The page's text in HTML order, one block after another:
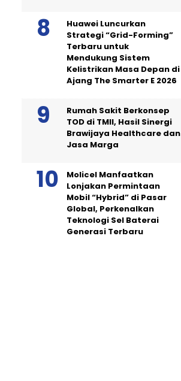
Huawei Luncurkan
Strategi “Grid-Forming”
Terbaru untuk
Mendukung Sistem
Kelistrikan Masa Depan di
Ajang The Smarter E 2026
Rumah Sakit Berkonsep
TOD di TMII, Hasil Sinergi
Brawijaya Healthcare dan
Jasa Marga
Molicel Manfaatkan
Lonjakan Permintaan
Mobil “Hybrid” di Pasar
Global, Perkenalkan
Teknologi Sel Baterai
Generasi Terbaru